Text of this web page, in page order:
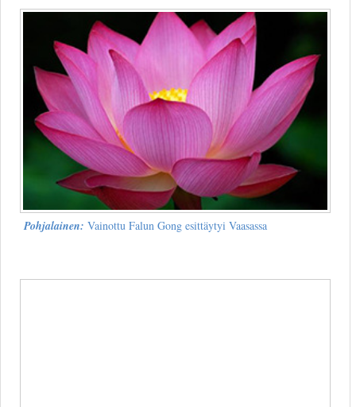
Pohjalainen: Vainottu Falun Gong esittäytyi Vaasassa